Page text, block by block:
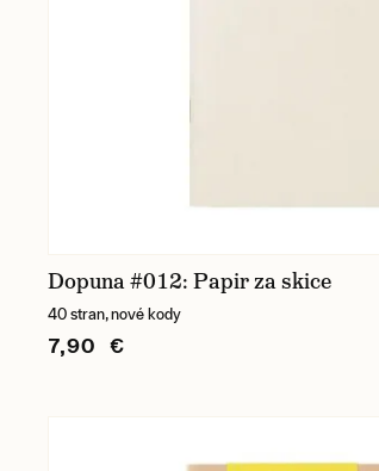
Dopuna #012: Papir za skice
40 stran, nové kody
7,90 €